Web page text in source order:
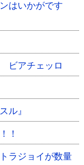
はいかがです
ビアチェッロ
ル』
！
ラジョイが数量